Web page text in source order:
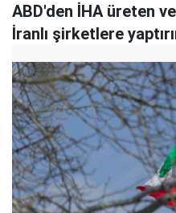
ABD'den İHA üreten
İranlı şirketlere